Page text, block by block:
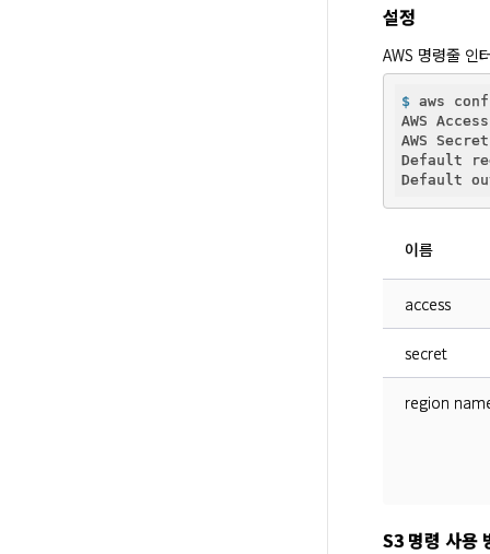
설정
AWS 명령줄 인
$ aws
AWS
AWS
Default
이름
access
secret
region
S3 명령 사용